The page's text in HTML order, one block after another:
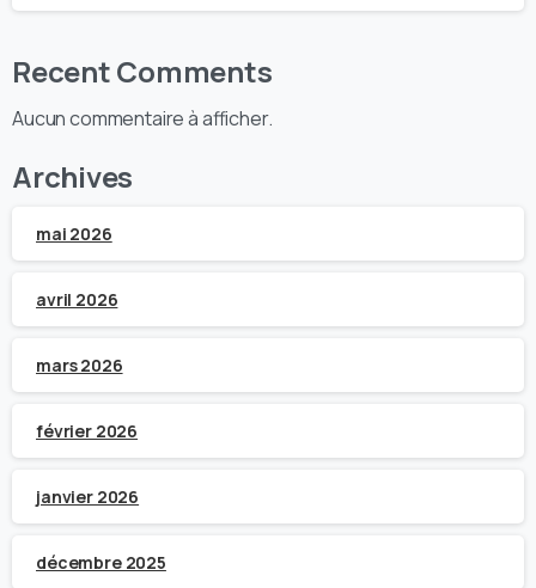
Recent Comments
Aucun commentaire à afficher.
Archives
mai 2026
avril 2026
mars 2026
février 2026
janvier 2026
décembre 2025